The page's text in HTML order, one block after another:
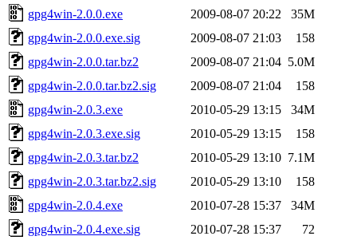
gpg4win-2.0.0.exe
2009-08-07 20:22
35M
gpg4win-2.0.0.exe.sig
2009-08-07 21:03
158
gpg4win-2.0.0.tar.bz2
2009-08-07 21:04 5.0M
gpg4win-2.0.0.tar.bz2.sig
2009-08-07 21:04
158
gpg4win-2.0.3.exe
2010-05-29 13:15
34M
gpg4win-2.0.3.exe.sig
2010-05-29 13:15
158
gpg4win-2.0.3.tar.bz2
2010-05-29 13:10 7.1M
gpg4win-2.0.3.tar.bz2.sig
2010-05-29 13:10
158
gpg4win-2.0.4.exe
2010-07-28 15:37
34M
gpg4win-2.0.4.exe.sig
2010-07-28 15:37
72